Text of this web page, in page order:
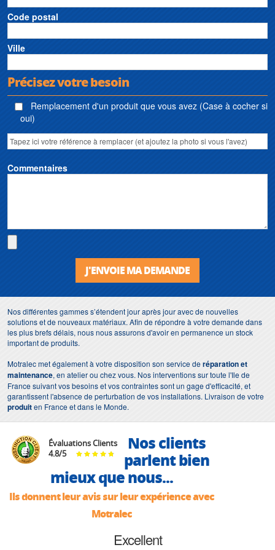
Code postal
Ville
Précisez votre besoin
Remplacement d'un produit que vous avez (Case à cocher si
oui)
Commentaires
J'ENVOIE MA DEMANDE
Nos différentes gammes s’étendent jour après jour avec de nouvelles
solutions et de nouveaux matériaux. Afin de répondre à votre demande dans
les plus brefs délais, nous nous assurons d'avoir en permanence un stock
important de produits.
Motralec met également à votre disposition son service deréparation et
maintenance, en atelier ou chez vous. Nos interventions sur toute l'Ile de
France suivant vos besoins et vos contraintes sont un gage d'efficacité, et
garantissent l'absence de perturbation de vos installations. Livraison de votre
produiten France et dans le Monde.
Évaluations Clients
4.8/5
Nos clients
parlent bien
mieux que nous...
Ils donnent leur avis sur leur expérience avec
Motralec
Excellent